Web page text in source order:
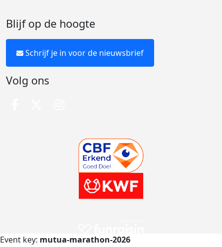
Blijf op de hoogte
Schrijf je in voor de nieuwsbrief
Volg ons
Event key: mutua-marathon-2026